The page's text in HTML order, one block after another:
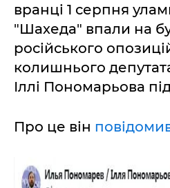
вранці 1 серпня
"Шахеда" впали на
російського
колишнього
Іллі Пономарьова
Про це він